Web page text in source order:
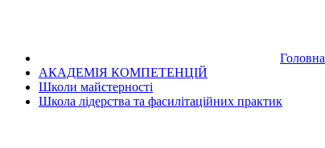
Головна
АКАДЕМІЯ КОМПЕТЕНЦІЙ
Школи майстерності
Школа лідерства та фасилітаційних практик